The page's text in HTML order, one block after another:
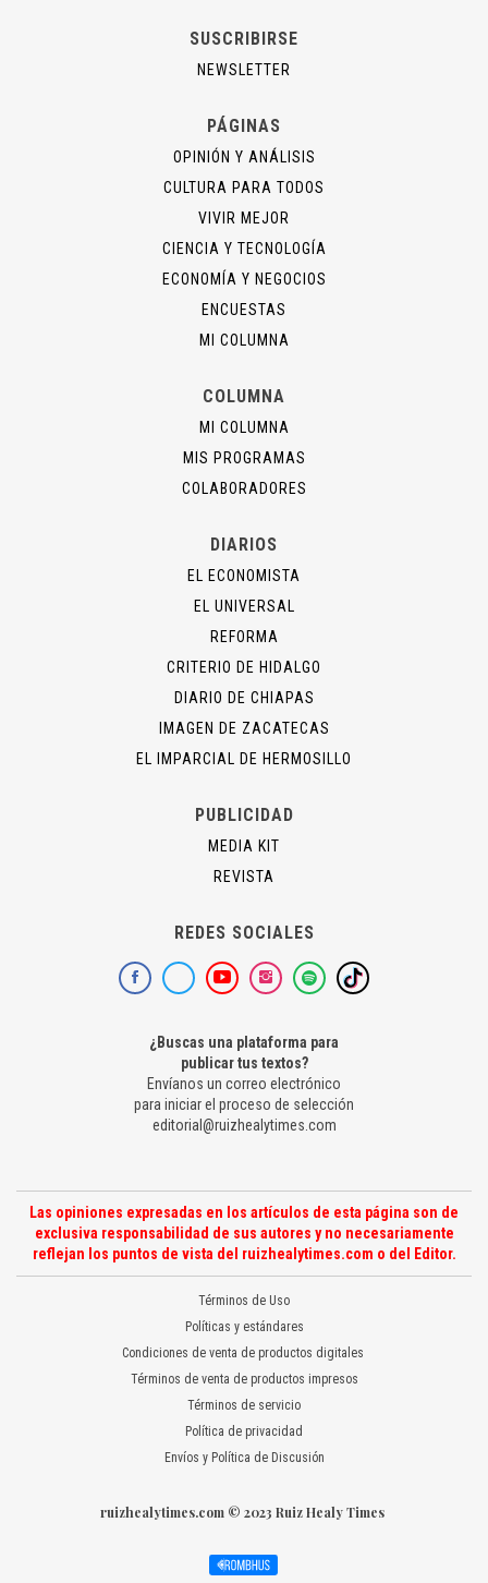
SUSCRIBIRSE
NEWSLETTER
PÁGINAS
OPINIÓN Y ANÁLISIS
CULTURA PARA TODOS
VIVIR MEJOR
CIENCIA Y TECNOLOGÍA
ECONOMÍA Y NEGOCIOS
ENCUESTAS
MI COLUMNA
COLUMNA
MI COLUMNA
MIS PROGRAMAS
COLABORADORES
DIARIOS
EL ECONOMISTA
EL UNIVERSAL
REFORMA
CRITERIO DE HIDALGO
DIARIO DE CHIAPAS
IMAGEN DE ZACATECAS
EL IMPARCIAL DE HERMOSILLO
PUBLICIDAD
MEDIA KIT
REVISTA
REDES SOCIALES
¿Buscas una plataforma para
publicar tus textos?
Envíanos un correo electrónico
para iniciar el proceso de selección
editorial@ruizhealytimes.com
Las opiniones expresadas en los artículos de esta página son de
exclusiva responsabilidad de sus autores y no necesariamente
reflejan los puntos de vista del ruizhealytimes.com o del Editor.
Términos de Uso
Políticas y estándares
Condiciones de venta de productos digitales
Términos de venta de productos impresos
Términos de servicio
Política de privacidad
Envíos y Política de Discusión
ruizhealytimes.com © 2023 Ruiz Healy Times